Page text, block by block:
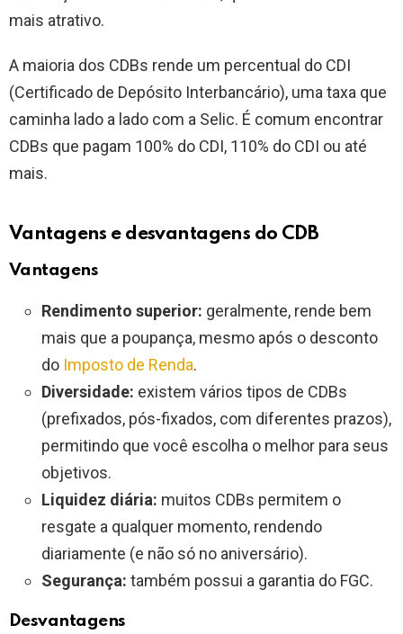
mais atrativo.
A maioria dos CDBs rende um percentual do CDI
(Certificado de Depósito Interbancário), uma taxa que
caminha lado a lado com a Selic. É comum encontrar
CDBs que pagam 100% do CDI, 110% do CDI ou até
mais.
Vantagens e desvantagens do CDB
Vantagens
Rendimento superior: geralmente, rende bem
mais que a poupança, mesmo após o desconto
do Imposto de Renda.
Diversidade: existem vários tipos de CDBs
(prefixados, pós-fixados, com diferentes prazos),
permitindo que você escolha o melhor para seus
objetivos.
Liquidez diária: muitos CDBs permitem o
resgate a qualquer momento, rendendo
diariamente (e não só no aniversário).
Segurança: também possui a garantia do FGC.
Desvantagens